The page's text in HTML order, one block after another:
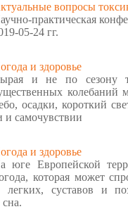
вопросы
практическая
05-24 гг.
и здоровье
и не по сезону
колебаний
осадки, короткий
и самочувствии
и здоровье
юге Европейской
которая может
легких, суставов и